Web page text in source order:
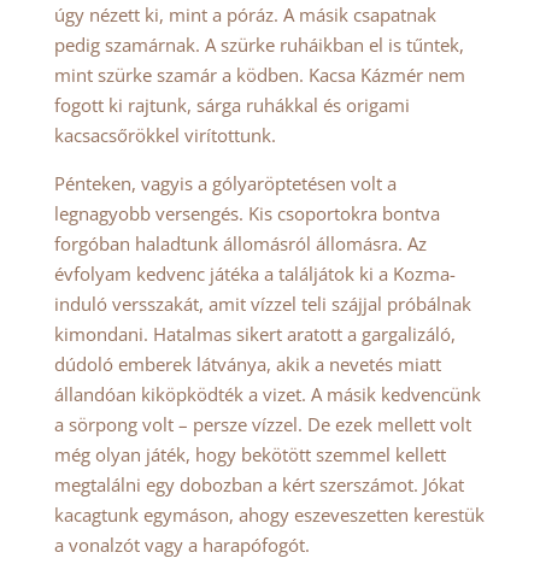
úgy nézett ki, mint a póráz. A másik csapatnak
pedig szamárnak. A szürke ruháikban el is tűntek,
mint szürke szamár a ködben. Kacsa Kázmér nem
fogott ki rajtunk, sárga ruhákkal és origami
kacsacsőrökkel virítottunk.
Pénteken, vagyis a gólyaröptetésen volt a
legnagyobb versengés. Kis csoportokra bontva
forgóban haladtunk állomásról állomásra. Az
évfolyam kedvenc játéka a találjátok ki a Kozma-
induló versszakát, amit vízzel teli szájjal próbálnak
kimondani. Hatalmas sikert aratott a gargalizáló,
dúdoló emberek látványa, akik a nevetés miatt
állandóan kiköpködték a vizet. A másik kedvencünk
a sörpong volt – persze vízzel. De ezek mellett volt
még olyan játék, hogy bekötött szemmel kellett
megtalálni egy dobozban a kért szerszámot. Jókat
kacagtunk egymáson, ahogy eszeveszetten kerestük
a vonalzót vagy a harapófogót.